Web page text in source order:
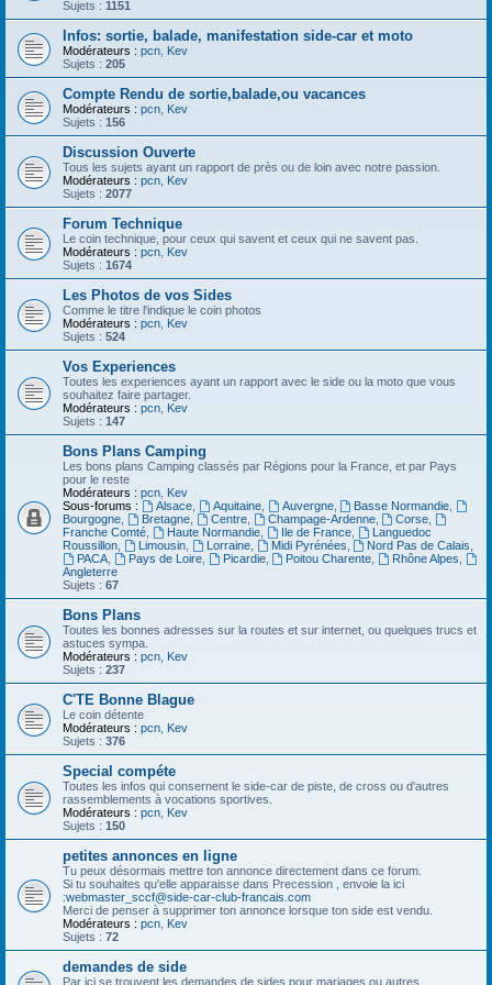
Sujets : 1151
Infos: sortie, balade, manifestation side-car et moto
Modérateurs : pcn Kev
Sujets : 205
Compte Rendu de sortie,balade,ou vacances
Modérateurs : pcn Kev
Sujets : 156
Discussion Ouverte
Tous les sujets ayant un rapport de près ou de loin avec notre passion.
Modérateurs : pcn Kev
Sujets : 2077
Forum Technique
Le coin technique, pour ceux qui savent et ceux qui ne savent pas.
Modérateurs : pcn Kev
Sujets : 1674
Les Photos de vos Sides
Comme le titre l'indique le coin photos
Modérateurs : pcn Kev
Sujets : 524
Vos Experiences
Toutes les experiences ayant un rapport avec le side ou la moto que vous
souhaitez faire partager.
Modérateurs : pcn Kev
Sujets : 147
Bons Plans Camping
Les bons plans Camping classés par Régions pour la France, et par Pays
pour le reste
Modérateurs : pcn Kev
Sous-forums :
Alsace, Aquitaine, Auvergne, Basse Normandie
Bourgogne
Bretagne, Centre, Champage-Ardenne, Corse
Franche Comté
Haute Normandie, Ile de France,
Languedoc
Roussillon
Limousin, Lorraine, Midi Pyrénées Nord Pas de Calais
PACA, Pays de Loire, Picardie, Poitou Charente Rhône Alpes
Angleterre
Sujets : 67
Bons Plans
Toutes les bonnes adresses sur la routes et sur internet, ou quelques trucs et
astuces sympa.
Modérateurs : pcn Kev
Sujets : 237
C'TE Bonne Blague
Le coin détente
Modérateurs : pcn Kev
Sujets : 376
Special compéte
Toutes les infos qui consernent le side-car de piste, de cross ou d'autres
rassemblements à vocations sportives.
Modérateurs : pcn Kev
Sujets : 150
petites annonces en ligne
Tu peux désormais mettre ton annonce directement dans ce forum.
Si tu souhaites qu'elle apparaisse dans Precession , envoie la ici
:webmaster_sccf@side-car-club-francais.com
Merci de penser à supprimer ton annonce lorsque ton side est vendu.
Modérateurs : pcn Kev
Sujets : 72
demandes de side
Par ici se trouvent les demandes de sides pour mariages ou autres